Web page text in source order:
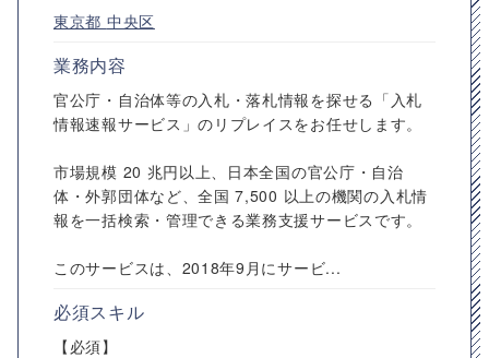
東京都 中央区
業務内容
官公庁・自治体等の入札・落札情報を探せる「入札
情報速報サービス」のリプレイスをお任せします。
市場規模 20 兆円以上、日本全国の官公庁・自治
体・外郭団体など、全国 7,500 以上の機関の入札情
報を一括検索・管理できる業務支援サービスです。
このサービスは、2018年9月にサービ...
必須スキル
【必須】